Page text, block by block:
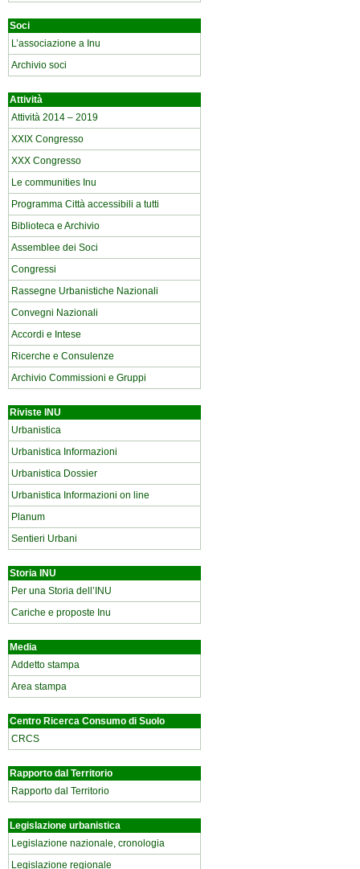
Soci
L’associazione a Inu
Archivio soci
Attività
Attività 2014 – 2019
XXIX Congresso
XXX Congresso
Le communities Inu
Programma Città accessibili a tutti
Biblioteca e Archivio
Assemblee dei Soci
Congressi
Rassegne Urbanistiche Nazionali
Convegni Nazionali
Accordi e Intese
Ricerche e Consulenze
Archivio Commissioni e Gruppi
Riviste INU
Urbanistica
Urbanistica Informazioni
Urbanistica Dossier
Urbanistica Informazioni on line
Planum
Sentieri Urbani
Storia INU
Per una Storia dell’INU
Cariche e proposte Inu
Media
Addetto stampa
Area stampa
Centro Ricerca Consumo di Suolo
CRCS
Rapporto dal Territorio
Rapporto dal Territorio
Legislazione urbanistica
Legislazione nazionale, cronologia
Legislazione regionale